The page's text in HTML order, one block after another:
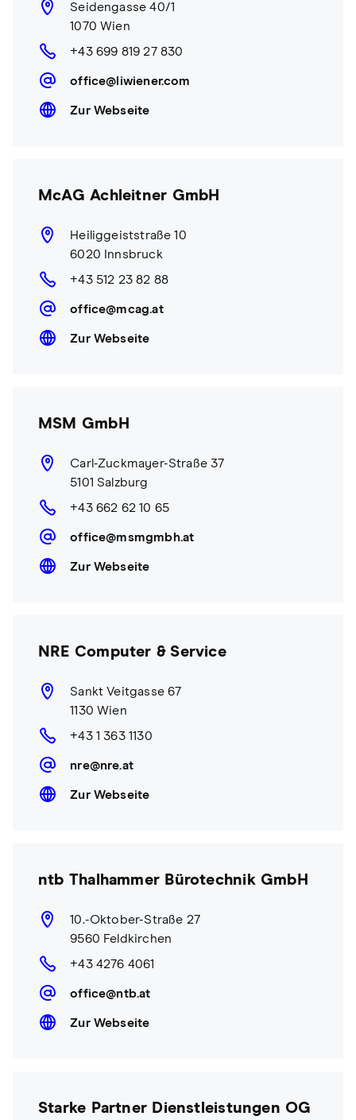
Seidengasse 40/1
1070 Wien
+43 699 819 27 830
office@liwiener.com
Zur Webseite
McAG Achleitner GmbH
Heiliggeiststraße 10
6020 Innsbruck
+43 512 23 82 88
office@mcag.at
Zur Webseite
MSM GmbH
Carl-Zuckmayer-Straße 37
5101 Salzburg
+43 662 62 10 65
office@msmgmbh.at
Zur Webseite
NRE Computer & Service
Sankt Veitgasse 67
1130 Wien
+43 1 363 1130
nre@nre.at
Zur Webseite
ntb Thalhammer Bürotechnik GmbH
10.-Oktober-Straße 27
9560 Feldkirchen
+43 4276 4061
office@ntb.at
Zur Webseite
Starke Partner Dienstleistungen OG